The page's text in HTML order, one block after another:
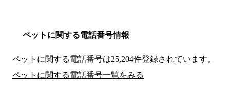
ペットに関する電話番号情報
ペットに関する電話番号は25,204件登録されています。
ペットに関する電話番号一覧をみる